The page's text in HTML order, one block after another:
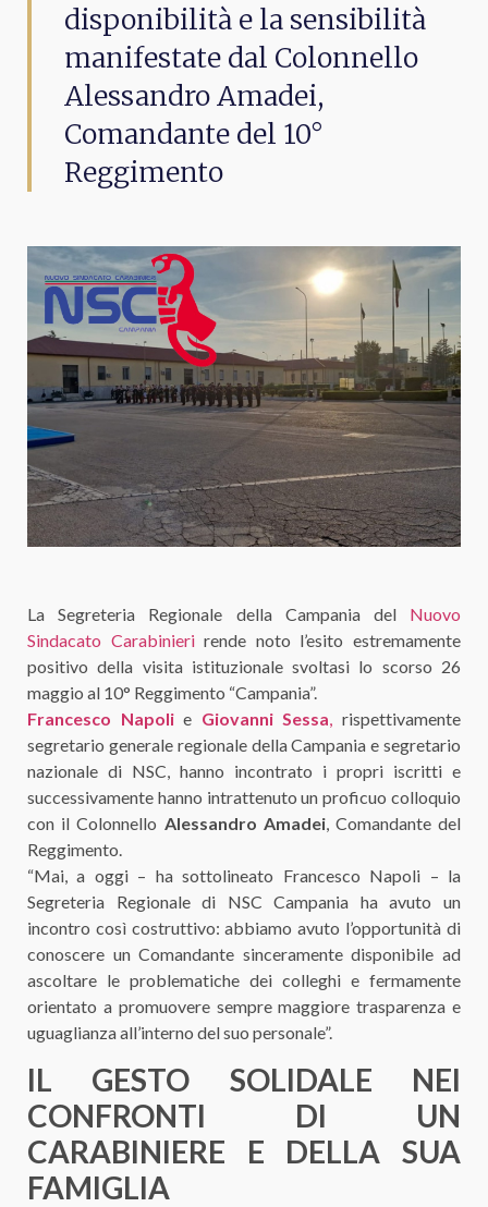
disponibilità e la sensibilità
manifestate dal Colonnello
Alessandro Amadei,
Comandante del 10°
Reggimento
La Segreteria Regionale della Campania del Nuovo
Sindacato Carabinierirende noto l’esito estremamente
positivo della visita istituzionale svoltasi lo scorso 26
maggio al 10° Reggimento “Campania”.
Francesco Napolie Giovanni Sessa, rispettivamente
segretario generale regionale della Campania e segretario
nazionale di NSC, hanno incontrato i propri iscritti e
successivamente hanno intrattenuto un proficuo colloquio
con il Colonnello Alessandro Amadei, Comandante del
Reggimento.
“Mai, a oggi – ha sottolineato Francesco Napoli – la
Segreteria Regionale di NSC Campania ha avuto un
incontro così costruttivo: abbiamo avuto l’opportunità di
conoscere un Comandante sinceramente disponibile ad
ascoltare le problematiche dei colleghi e fermamente
orientato a promuovere sempre maggiore trasparenza e
uguaglianza all’interno del suo personale”.
IL GESTO SOLIDALE NEI
CONFRONTI DI UN
CARABINIERE E DELLA SUA
FAMIGLIA